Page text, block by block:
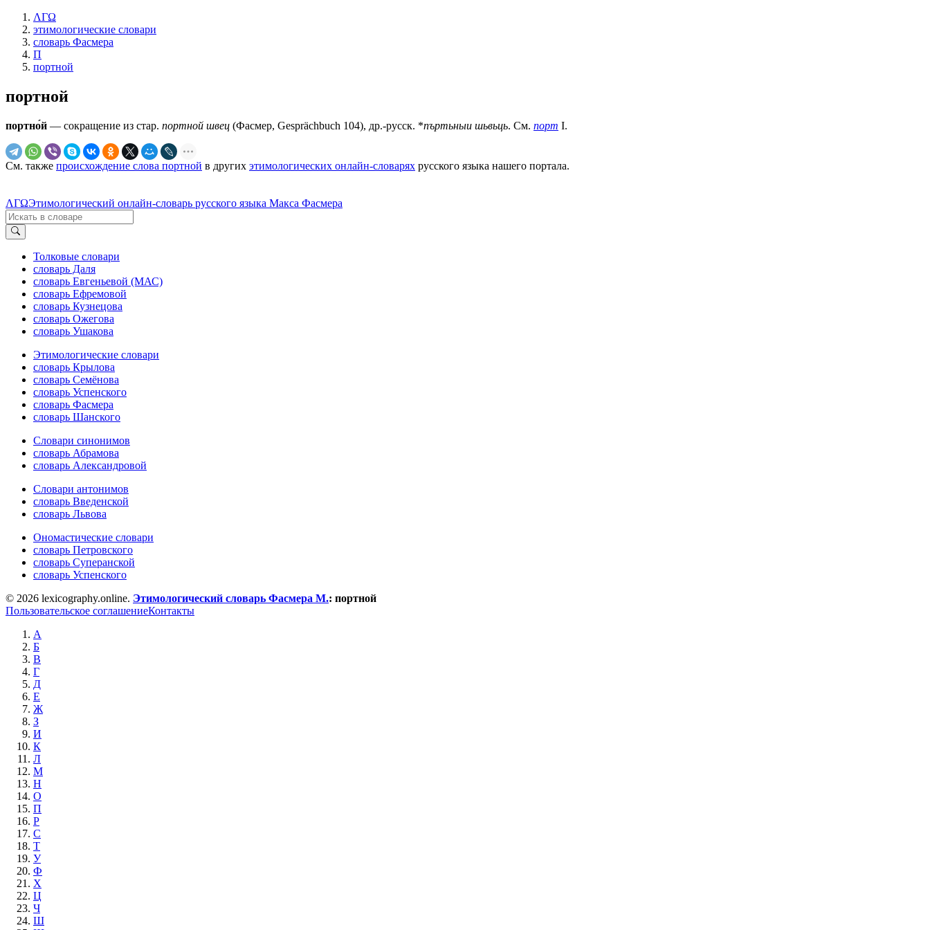
ΛΓΩ
этимологические словари
словарь Фасмера
П
портной
портной
портно́й — сокращение из стар. портной швец (Фасмер, Gesprächbuch 104), др.-русск. *пъртьныи шьвьць. См. порт I.
См. также происхождение слова портной в других этимологических онлайн-словарях русского языка нашего портала.
ΛΓΩЭтимологический онлайн-словарь русского языка Макса Фасмера
Толковые словари
словарь Даля
словарь Евгеньевой (МАС)
словарь Ефремовой
словарь Кузнецова
словарь Ожегова
словарь Ушакова
Этимологические словари
словарь Крылова
словарь Семёнова
словарь Успенского
словарь Фасмера
словарь Шанского
Словари синонимов
словарь Абрамова
словарь Александровой
Словари антонимов
словарь Введенской
словарь Львова
Ономастические словари
словарь Петровского
словарь Суперанской
словарь Успенского
© 2026 lexicography.online. Этимологический словарь Фасмера М.: портной
Пользовательское соглашениеКонтакты
А
Б
В
Г
Д
Е
Ж
З
И
К
Л
М
Н
О
П
Р
С
Т
У
Ф
Х
Ц
Ч
Ш